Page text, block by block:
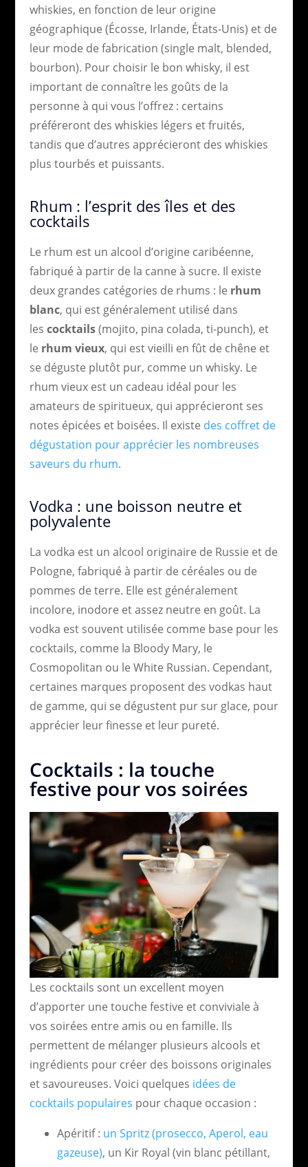
whiskies, en fonction de leur origine
géographique (Écosse, Irlande, États-Unis) et de
leur mode de fabrication (single malt, blended,
bourbon). Pour choisir le bon whisky, il est
important de connaître les goûts de la
personne à qui vous l’offrez : certains
préféreront des whiskies légers et fruités,
tandis que d’autres apprécieront des whiskies
plus tourbés et puissants.
Rhum : l’esprit des îles et des
cocktails
Le rhum est un alcool d’origine caribéenne,
fabriqué à partir de la canne à sucre. Il existe
deux grandes catégories de rhums : le rhum
blanc, qui est généralement utilisé dans
les cocktails(mojito, pina colada, ti-punch), et
le rhum vieux, qui est vieilli en fût de chêne et
se déguste plutôt pur, comme un whisky. Le
rhum vieux est un cadeau idéal pour les
amateurs de spiritueux, qui apprécieront ses
notes épicées et boisées. Il existe des coffret de
dégustation pour apprécier les nombreuses
saveurs du rhum.
Vodka : une boisson neutre et
polyvalente
La vodka est un alcool originaire de Russie et de
Pologne, fabriqué à partir de céréales ou de
pommes de terre. Elle est généralement
incolore, inodore et assez neutre en goût. La
vodka est souvent utilisée comme base pour les
cocktails, comme la Bloody Mary, le
Cosmopolitan ou le White Russian. Cependant,
certaines marques proposent des vodkas haut
de gamme, qui se dégustent pur sur glace, pour
apprécier leur finesse et leur pureté.
Cocktails : la touche
festive pour vos soirées
Les cocktails sont un excellent moyen
d’apporter une touche festive et conviviale à
vos soirées entre amis ou en famille. Ils
permettent de mélanger plusieurs alcools et
ingrédients pour créer des boissons originales
et savoureuses. Voici quelques idées de
cocktails populaires pour chaque occasion :
Apéritif : un Spritz (prosecco, Aperol, eau
gazeuse), un Kir Royal (vin blanc pétillant,